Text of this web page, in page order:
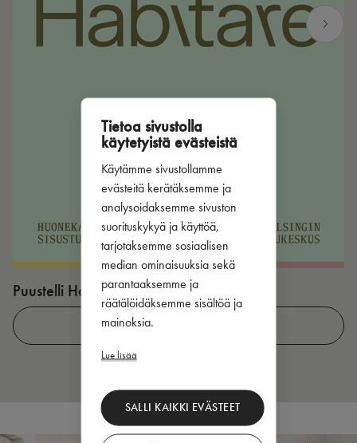
Tietoa sivustolla
käytetyistä evästeistä
Käytämme sivustollamme
evästeitä kerätäksemme ja
analysoidaksemme sivuston
suorituskykyä ja käyttöä,
tarjotaksemme sosiaalisen
median ominaisuuksia sekä
parantaaksemme ja
räätälöidäksemme sisältöä ja
mainoksia.
Lue lisää
SALLI KAIKKI EVÄSTEET
Puustelli Habitare-messuilla 2026
LUE LISÄÄ